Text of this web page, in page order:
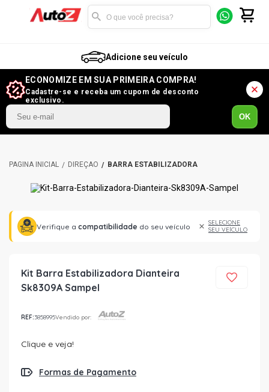
Adicione seu veículo
ECONOMIZE EM SUA PRIMEIRA COMPRA!
Cadastre-se e receba um cupom de desconto
exclusivo.
OK
DIREÇÃO BARRA ESTABILIZADORA
Verifique a compatibilidade do seu veículo
SELECIONE
SEU VEÍCULO
Kit Barra Estabilizadora Dianteira
Sk8309A Sampel
REF:3858995Vendido por:
Clique e veja!
Formas de Pagamento